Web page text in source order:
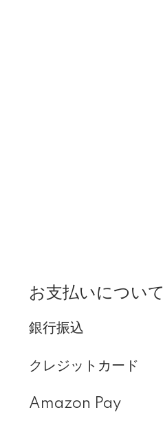
お支払いについて
銀行振込
クレジットカード
Amazon Pay